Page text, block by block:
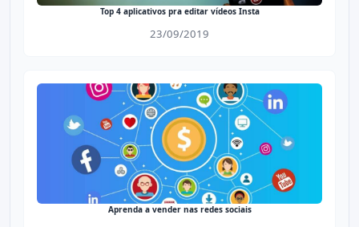
Top 4 aplicativos pra editar vídeos Insta
23/09/2019
Aprenda a vender nas redes sociais